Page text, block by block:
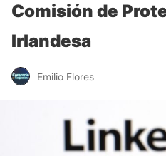
Comisión de
Irlandesa
Emilio Flores